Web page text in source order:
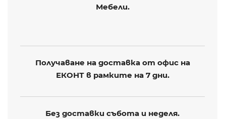
Мебели.
Получаване на доставка от офис на
ЕКОНТ в рамките на 7 дни.
Без доставки събота и неделя.